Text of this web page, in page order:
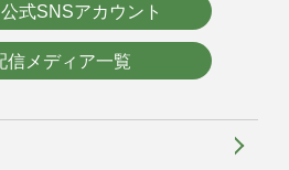
式SNSアカウント
信メディア一覧